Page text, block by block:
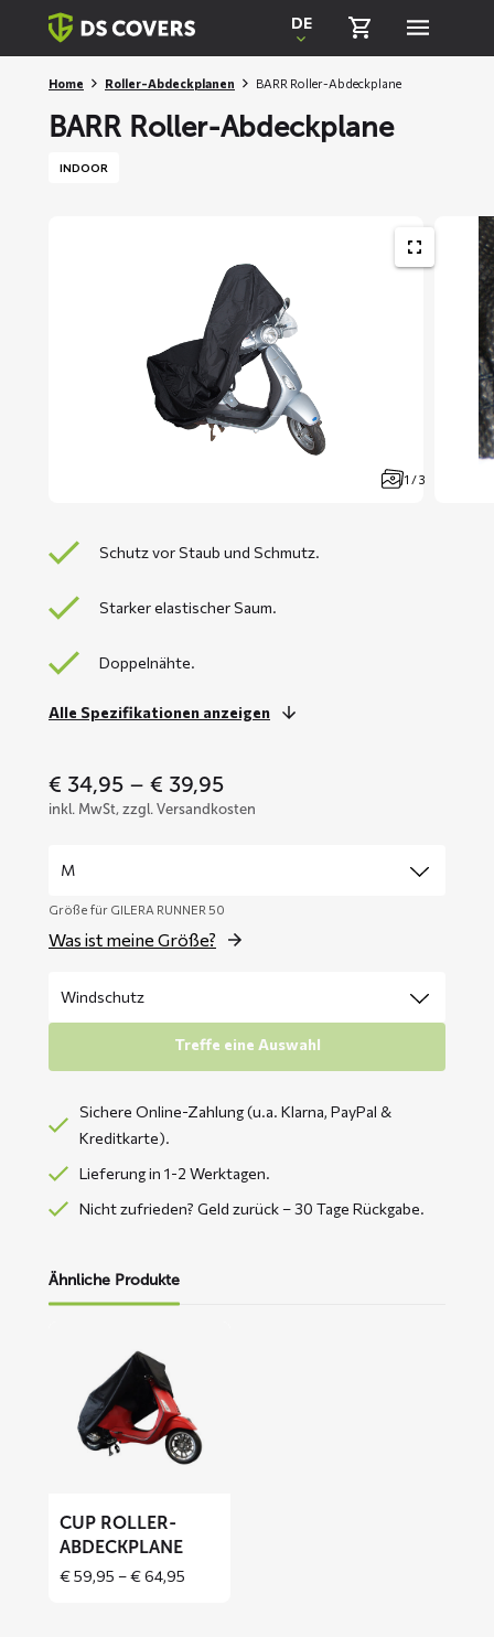
Skiplinks
DE
Home Roller-Abdeckplanen BARR Roller-Abdeckplane
BARR Roller-Abdeckplane
INDOOR
1 / 3
Schutz vor Staub und Schmutz.
Starker elastischer Saum.
Doppelnähte.
Alle Spezifikationen anzeigen
€ 34,95 – € 39,95Price
range:
inkl. MwSt, zzgl. Versandkosten
Größe für GILERA RUNNER 50
Was ist meine Größe?
Treffe eine Auswahl
Sichere Online-Zahlung (u.a. Klarna, PayPal &
Kreditkarte).
Lieferung in 1-2 Werktagen.
Nicht zufrieden? Geld zurück – 30 Tage Rückgabe.
Ähnliche Produkte
Roller-
CUP ROLLER-
ABDECKPLANE
€59,95 –€64,95